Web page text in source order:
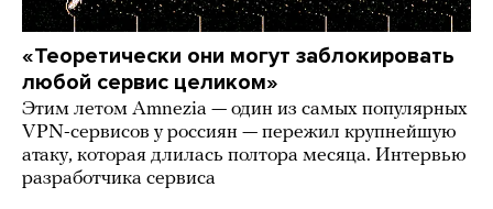
«Теоретически они могут заблокировать
любой сервис целиком»
Этим летом Amnezia — один из самых популярных
VPN-сервисов у россиян — пережил крупнейшую
атаку, которая длилась полтора месяца. Интервью
разработчика сервиса